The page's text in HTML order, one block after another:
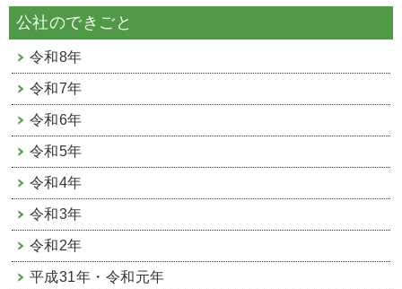
公社のできごと
令和8年
令和7年
令和6年
令和5年
令和4年
令和3年
令和2年
平成31年・令和元年